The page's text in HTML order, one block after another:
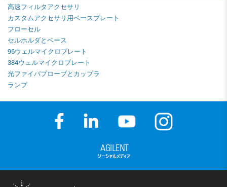
高速フィルタアクセサリ
カスタムアクセサリ用ベースプレート
フローセル
セルホルダとベース
96ウェルマイクロプレート
384ウェルマイクロプレート
光ファイバプローブとカップラ
ランプ